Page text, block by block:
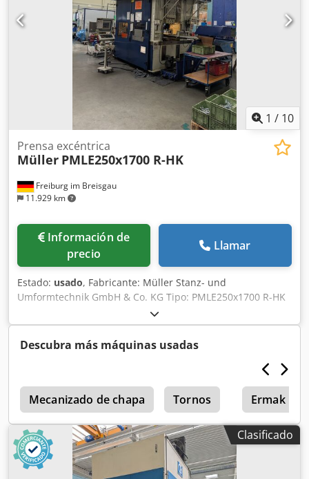
1 / 10
Freiburg im Breisgau
11.929 km
Prensa excéntrica
Müller PMLE250x1700 R-HK
Información de
precio
Llamar
Estado: usado, Fabricante: Müller Stanz- und
Umformtechnik GmbH & Co. KG Tipo: PMLE250x1700 R-HK
Número de máquina: A05036-02 Año de fabricación: 2006
Tipo de máquina: Prensadora excéntrica Fuerza de
presión: 2500 kN Fuerza de presión: 250 t Número de
carreras: 20–120 min⁻¹ Carrera: 25–125 mm Ajuste del
émbolo: 100 mm Tensión: 400 V Potencia del motor: 55 kW
Potencia de conexión: 100 kW Peso: 47.000 kg Cojín de
tracción: No Estado: Usada La máquina pierde aceite
hidráulico Codszrz Ecopfx Acioha Existen varias fugas en el
sistema hidráulico Los pasadores de tensión para el ajuste
del émbolo están desactivados debido a las fugas
hidráulicas Se vende sin el sistema de banda Vídeos
disponibles a petición Ubicación: Friburgo
Descubra más máquinas usadas
Mecanizado de chapa Tornos Ermak
Clasificado